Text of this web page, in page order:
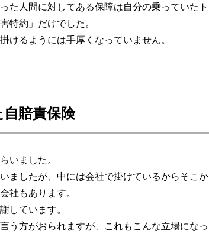
た人間に対してある保障は自分の乗っていたト
特約」だけでした。
けるようには手厚くなっていません。
賠責保険
いました。
ましたが、中には会社で掛けているからそこか
社もあります。
しています。
う方がおられますが、これもこんな立場になっ